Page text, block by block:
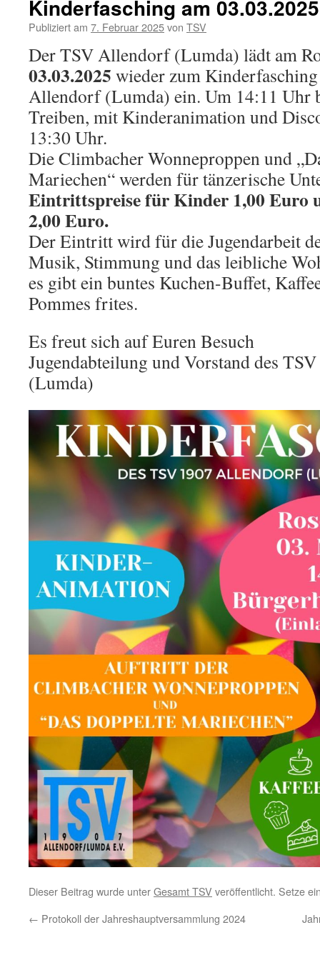
Kinderfasching am 03.03.2025
Publiziert am 7. Februar 2025von TSV
Der TSV Allendorf (Lumda) lädt am
03.03.2025 wieder zum
Allendorf (Lumda) ein. Um 14:11 Uhr
Treiben, mit Kinderanimation und
13:30 Uhr.
Die Climbacher Wonneproppen und
Mariechen“ werden für tänzerische
Eintrittspreise für Kinder 1,00 Euro
2,00 Euro.
Der Eintritt wird für die Jugendarbeit
Musik, Stimmung und das leibliche
es gibt ein buntes Kuchen-Buffet,
Pommes frites.
Es freut sich auf Euren Besuch
Jugendabteilung und Vorstand des
(Lumda)
Dieser Beitrag wurde unterGesamt TSV veröffentlicht. Setze
← Protokoll der Jahreshauptversammlung 2024